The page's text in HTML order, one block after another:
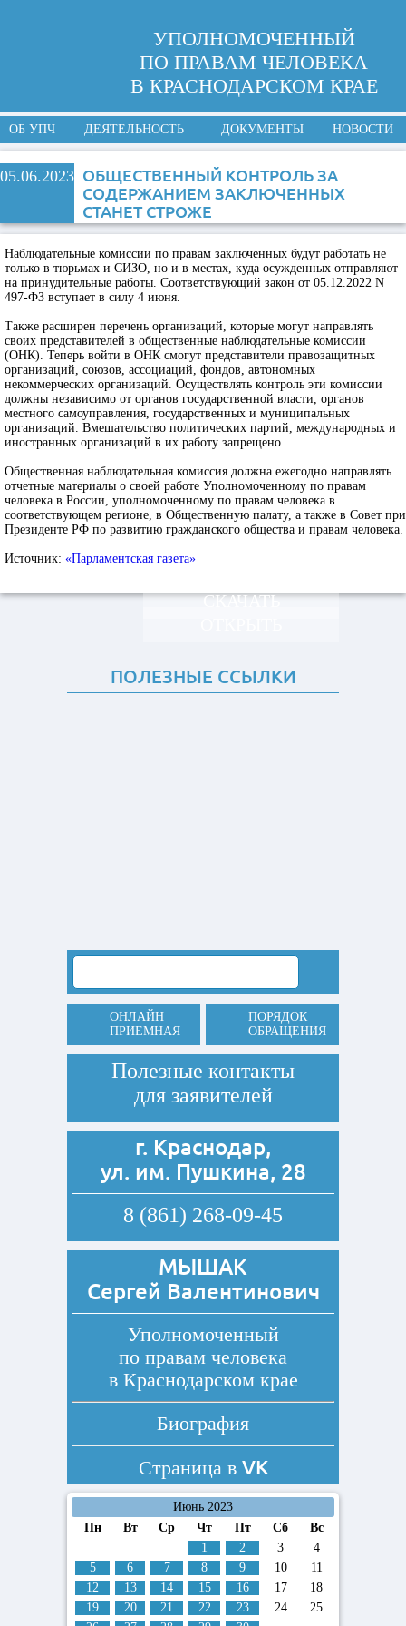
УПОЛНОМОЧЕННЫЙ
ПО ПРАВАМ ЧЕЛОВЕКА
В КРАСНОДАРСКОМ КРАЕ
ОБ УПЧ ДЕЯТЕЛЬНОСТЬ ДОКУМЕНТЫ НОВОСТИ
05.06.2023 ОБЩЕСТВЕННЫЙ КОНТРОЛЬ ЗА
СОДЕРЖАНИЕМ ЗАКЛЮЧЕННЫХ
СТАНЕТ СТРОЖЕ
Наблюдательные комиссии по правам заключенных будут работать не
только в тюрьмах и СИЗО, но и в местах, куда осужденных отправляют
на принудительные работы. Соответствующий закон от 05.12.2022 N
497-ФЗ вступает в силу 4 июня.
Также расширен перечень организаций, которые могут направлять
своих представителей в общественные наблюдательные комиссии
(ОНК). Теперь войти в ОНК смогут представители правозащитных
организаций, союзов, ассоциаций, фондов, автономных
некоммерческих организаций. Осуществлять контроль эти комиссии
должны независимо от органов государственной власти, органов
местного самоуправления, государственных и муниципальных
организаций. Вмешательство политических партий, международных и
иностранных организаций в их работу запрещено.
Общественная наблюдательная комиссия должна ежегодно направлять
отчетные материалы о своей работе Уполномоченному по правам
человека в России, уполномоченному по правам человека в
соответствующем регионе, в Общественную палату, а также в Совет при
Президенте РФ по развитию гражданского общества и правам человека.
Источник: «Парламентская газета»
СКАЧАТЬ
ПОЛЕЗНЫЕ ССЫЛКИ
ОНЛАЙН
ПРИЕМНАЯ
ПОРЯДОК
ОБРАЩЕНИЯ
Полезные контакты
для заявителей
г. Краснодар,
ул. им. Пушкина, 28
8 (861) 268-09-45
МЫШАК
Сергей Валентинович
Уполномоченный
по правам человека
в Краснодарском крае
Биография
Страница в VK
Июнь 2023
Пн
Вт Ср Чт Пт Сб
Вс
1
2 3
4
5
6 7 8 9 10
11
12
13 14 15 16 17
18
19
20 21 22 23 24
25